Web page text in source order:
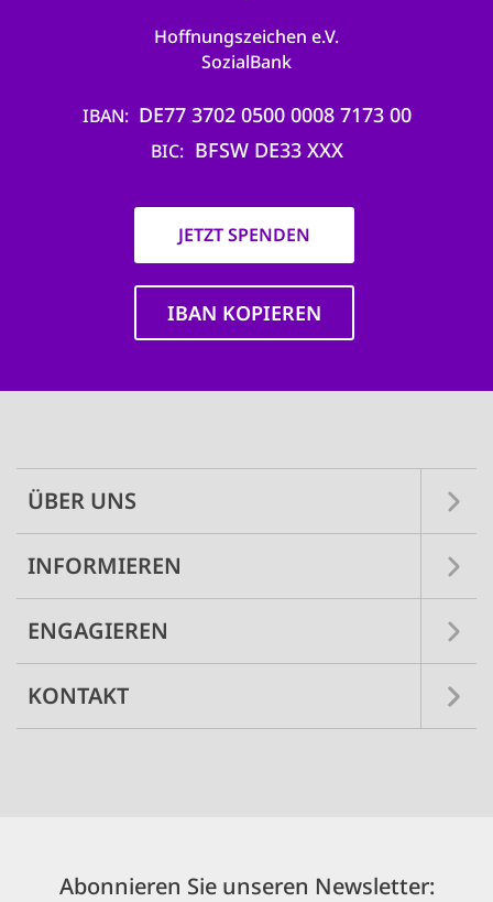
Hoffnungszeichen e.V.
SozialBank
IBAN DE77 3702 0500 0008 7173 00
BIC BFSW DE33 XXX
JETZT SPENDEN
IBAN KOPIEREN
ÜBER UNS
INFORMIEREN
ENGAGIEREN
KONTAKT
Abonnieren Sie unseren Newsletter: